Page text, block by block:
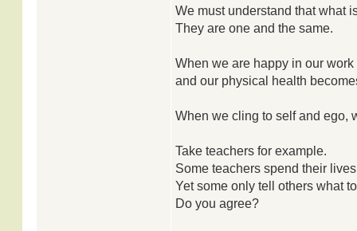
We must understand that what
They are one and the same.
When we are happy in our
and our physical health
When we cling to self and ego,
Take teachers for example.
Some teachers spend their
Yet some only tell others what
Do you agree?